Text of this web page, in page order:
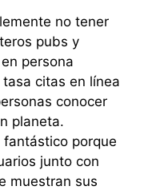
no tener
pubs y
persona
citas en línea
conocer
planeta.
porque
junto con
muestran sus